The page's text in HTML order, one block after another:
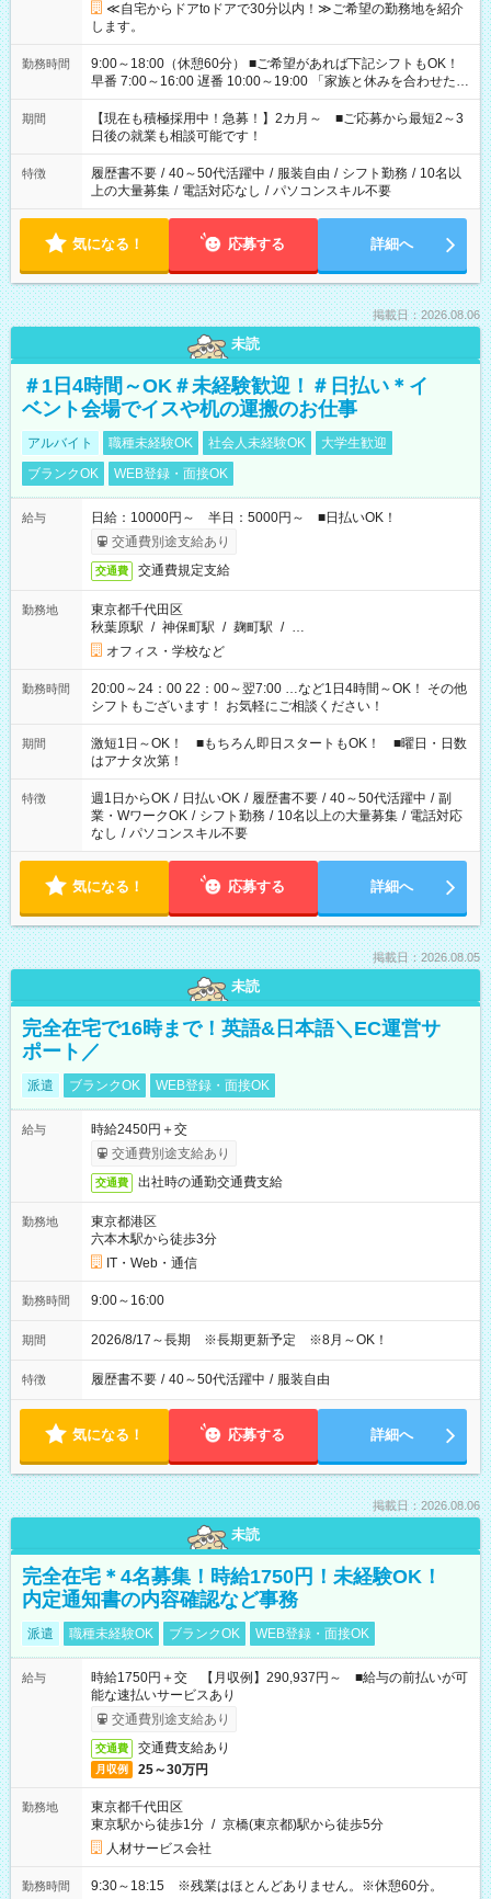
≪自宅からドアtoドアで30分以内！≫ご希望の勤務地を紹介
します。
勤務時間
9:00～18:00（休憩60分） ■ご希望があれば下記シフトもOK！
早番 7:00～16:00 遅番 10:00～19:00 「家族と休みを合わせた
い」 「余裕を持って夕飯の準備がしたい」 「できれば残業はし
たくない」 など、ご希望を教えてくださいね。 ※Wワーク希望
の方へ 今ご覧のお仕事で希望する勤務時間と、もう1つのお仕事
の勤務時間。 合計で週40時間を超える場合は応募できません。
期間
【現在も積極採用中！急募！】2カ月～ ■ご応募から最短2～3
日後の就業も相談可能です！
特徴 履歴書不要 / 40～50代活躍中 / 服装自由 / シフト勤務 / 10名以
上の大量募集 / 電話対応なし / パソコンスキル不要
気になる！ 応募する 詳細へ
掲載日：2026.08.06
未読
＃1日4時間～OK＃未経験歓迎！＃日払い＊イ
ベント会場でイスや机の運搬のお仕事
アルバイト 職種未経験OK 社会人未経験OK
大学生歓迎
ブランクOK
WEB登録・面接OK
給与
日給：10000円～ 半日：5000円～ ■日払いOK！
交通費別途支給あり
交通費 交通費規定支給
勤務地
東京都千代田区
秋葉原駅 / 神保町駅 / 麹町駅 / …
オフィス・学校など
勤務時間
20:00～24：00 22：00～翌7:00 …など1日4時間～OK！ その他
シフトもございます！ お気軽にご相談ください！
期間
激短1日～OK！ ■もちろん即日スタートもOK！ ■曜日・日数
はアナタ次第！
特徴 週1日からOK / 日払いOK / 履歴書不要 / 40～50代活躍中 / 副
業・WワークOK / シフト勤務 / 10名以上の大量募集 / 電話対応
なし / パソコンスキル不要
気になる！ 応募する 詳細へ
掲載日：2026.08.05
未読
完全在宅で16時まで！英語&日本語＼EC運営サ
ポート／
派遣 ブランクOK WEB登録・面接OK
給与
時給2450円＋交
交通費別途支給あり
交通費 出社時の通勤交通費支給
勤務地
東京都港区
六本木駅から徒歩3分
IT・Web・通信
勤務時間 9:00～16:00
期間 2026/8/17～長期 ※長期更新予定 ※8月～OK！
特徴 履歴書不要 / 40～50代活躍中 / 服装自由
気になる！ 応募する 詳細へ
掲載日：2026.08.06
未読
完全在宅＊4名募集！時給1750円！未経験OK！
内定通知書の内容確認など事務
派遣 職種未経験OK ブランクOK WEB登録・面接OK
給与
時給1750円＋交 【月収例】290,937円～ ■給与の前払いが可
能な速払いサービスあり
交通費別途支給あり
交通費 交通費支給あり
月収例 25～30万円
勤務地
東京都千代田区
東京駅から徒歩1分 / 京橋(東京都)駅から徒歩5分
人材サービス会社
勤務時間 9:30～18:15 ※残業はほとんどありません。※休憩60分。